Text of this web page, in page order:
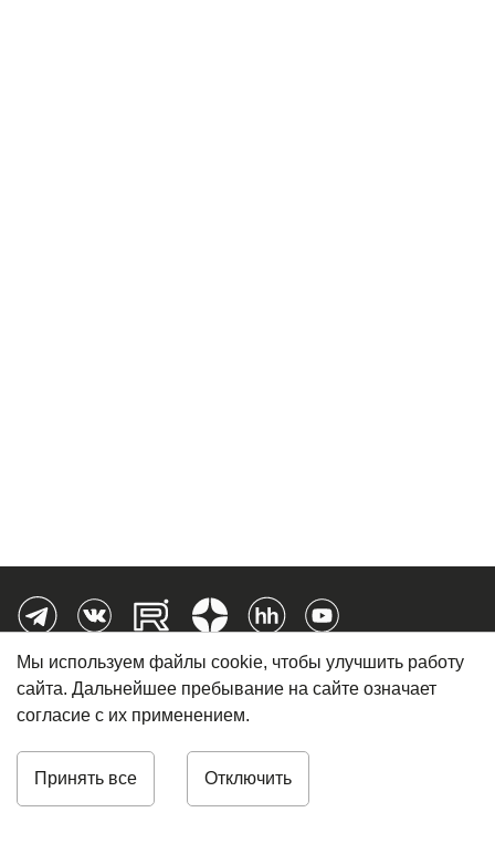
8 (812) 448-01-48
ИНН 7826108963
Мы используем файлы cookie, чтобы улучшить работу
сайта. Дальнейшее пребывание на сайте означает
согласие с их применением.
Принять все Отключить